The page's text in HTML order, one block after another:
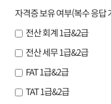
자격증 보유 여부(복수 응답
전산 회계 1급&2급
전산 세무 1급&2급
FAT 1급&2급
TAT 1급&2급